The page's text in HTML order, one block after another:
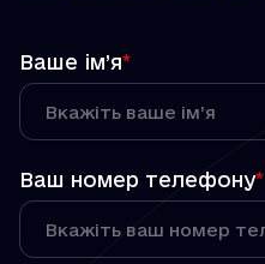
Ваше ім’я*
Ваш номер телефону*